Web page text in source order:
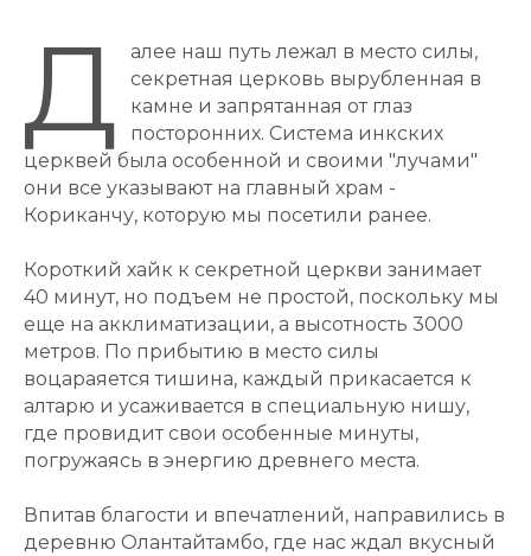
Д
алее наш путь лежал в место силы,
секретная церковь вырубленная в
камне и запрятанная от глаз
посторонних. Система инкских
церквей была особенной и своими "лучами"
они все указывают на главный храм -
Кориканчу, которую мы посетили ранее.
Короткий хайк к секретной церкви занимает
40 минут, но подъем не простой, поскольку мы
еще на акклиматизации, а высотность 3000
метров. По прибытию в место силы
воцараяется тишина, каждый прикасается к
алтарю и усаживается в специальную нишу,
где провидит свои особенные минуты,
погружаясь в энергию древнего места.
Впитав благости и впечатлений, направились в
деревню Олантайтамбо, где нас ждал вкусный